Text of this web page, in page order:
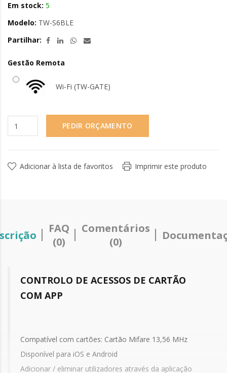
Em stock: 5
Modelo: TW-S6BLE
Partilhar:
Gestão Remota
Wi-Fi (TW-GATE)
PEDIR ORÇAMENTO
Adicionar à lista de favoritos Imprimir este produto
FAQ
(0)
Comentários
(0)
CONTROLO DE ACESSOS DE CARTÃO
COM APP
Compatível com cartões: Cartão Mifare 13,56 MHz
Disponível para iOS e Android
Adicionar / eliminar utilizadores através da aplicação